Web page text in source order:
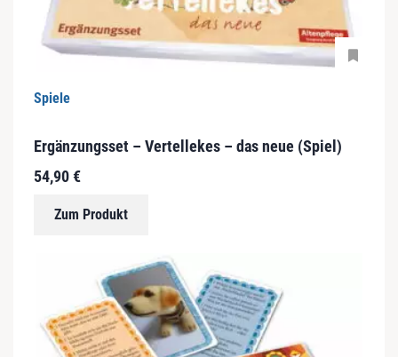
Spiele
Ergänzungsset – Vertellekes – das neue (Spiel)
54,90€
Zum Produkt